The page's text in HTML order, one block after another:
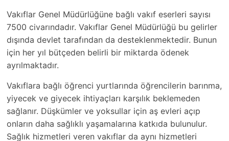
Vakıflar Genel Müdürlüğüne bağlı vakıf eserleri sayısı
7500 civarındadır. Vakıflar Genel Müdürlüğü bu gelirler
dışında devlet tarafından da desteklenmektedir. Bunun
için her yıl bütçeden belirli bir miktarda ödenek
ayrılmaktadır.
Vakıflara bağlı öğrenci yurtlarında öğrencilerin barınma,
yiyecek ve giyecek ihtiyaçları karşılık beklemeden
sağlanır. Düşkümler ve yoksullar için aş evleri açıp
onların daha sağlıklı yaşamalarına katkıda bulunulur.
Sağlık hizmetleri veren vakıflar da aynı hizmetleri